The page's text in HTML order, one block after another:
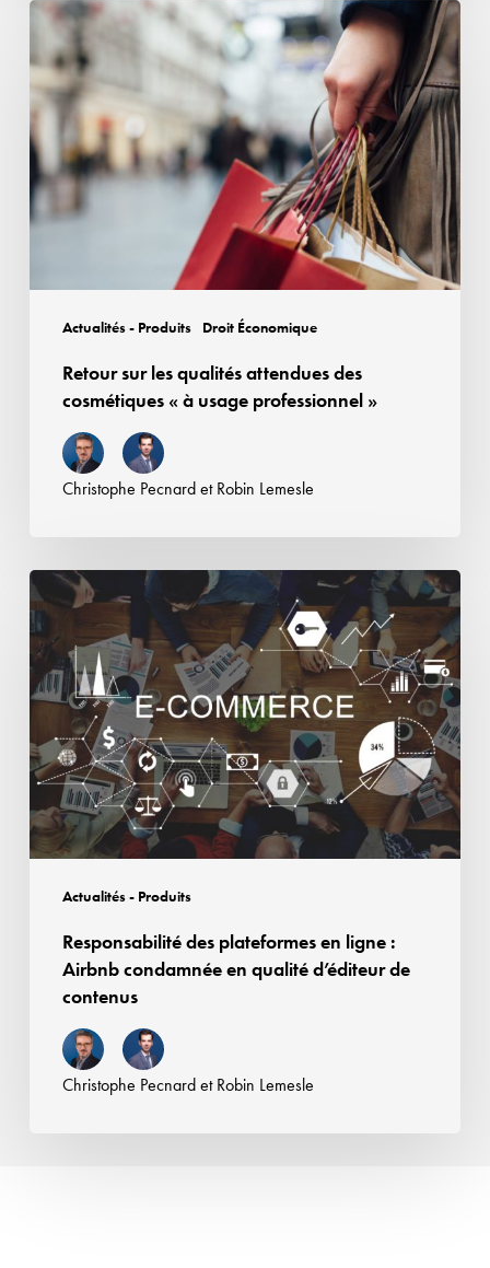
Actualités - Produits Droit Économique
Retour
les
qualités
attendues
des
cosmétiques
«
usage
professionnel
Retour sur les qualités attendues des
cosmétiques « à usage professionnel »
Christophe PecnardetRobin Lemesle
Actualités - Produits
Responsabilité
des
plateformes
en
ligne
Airbnb
condamnée
en
qualité
d’éditeur
contenusResponsabilité des plateformes en ligne :
Airbnb condamnée en qualité d’éditeur de
contenus
Christophe PecnardetRobin Lemesle